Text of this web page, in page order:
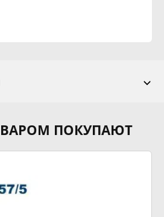
ПОКУПАЮТ